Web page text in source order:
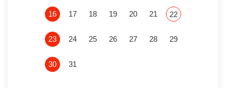
16 17 18 19 20 21 22
23 24 25 26 27 28 29
30 31